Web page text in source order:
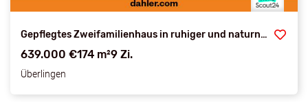
Gepflegtes Zweifamilienhaus in ruhiger und naturnaher Lage
639.000 €174 m²9 Zi.
Überlingen